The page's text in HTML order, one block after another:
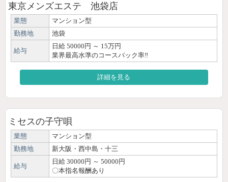
東京メンズエステ 池袋店
業態
マンション型
勤務地
池袋
給与
日給 50000円 ～ 15万円
業界最高水準のコースバック率‼
詳細を見る
ミセスの子守唄
業態
マンション型
勤務地
新大阪・西中島・十三
給与
日給 30000円 ～ 50000円
〇本指名報酬あり